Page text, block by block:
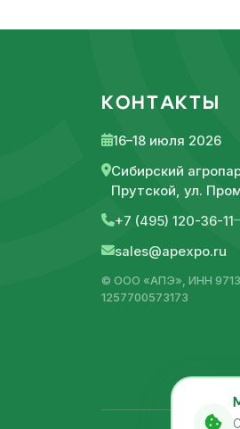
КОНТАКТЫ
16–18 июля 2026
Сибирский
Прутской, ул.
+7 (495) 120-36-11
sales@apexpo.ru
© ООО «АПЭ», ИНН
1257700573173